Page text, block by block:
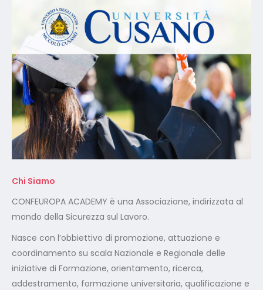
Chi Siamo
CONFEUROPA ACADEMY è una Associazione, indirizzata al
mondo della Sicurezza sul Lavoro.
Nasce con l’obbiettivo di promozione, attuazione e
coordinamento su scala Nazionale e Regionale delle
iniziative di Formazione, orientamento, ricerca,
addestramento, formazione universitaria, qualificazione e